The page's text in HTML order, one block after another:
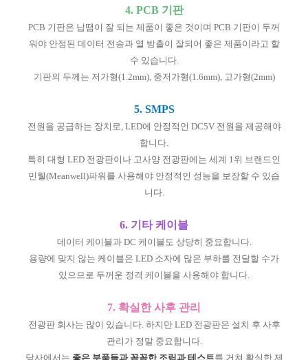
4. PCB 기판
PCB 기판은 납땜이 잘 되는 제품이 좋은 것이며 PCB 기판이 두꺼
워야 안정된 데이터 전송과 열 방출이 잘되어 좋은 제품이라고 할
수 있습니다.
기판의 두께는 저가형(1.2mm), 중저가형(1.6mm), 고가형(2mm)
5. SMPS
전원을 공급하는 장치로, LED에 안정적인 DC5V 전원을 제공해야
합니다.
특히 대형 LED 전광판이나 고사양 전광판에는 세계 1위 브랜드인
민웰(Meanwell)파워를 사용해야 안정적인 성능을 보장할 수 있습
니다.
6. 기타 케이블
데이터 케이블과 DC 케이블도 상당히 중요합니다.
용량에 맞지 않는 케이블은 LED 소자에 많은 부하를 전달할 수가
있으므로 두꺼운 정격 케이블을 사용해야 합니다.
7. 확실한 사후 관리
전광판 회사는 많이 있습니다. 하지만 LED 전광판은 설치 후 사후
관리가 정말 중요합니다.
당사에서는 좋은 부품들과 꼼꼼한 조립과 테스트를 거쳐 확실한 제